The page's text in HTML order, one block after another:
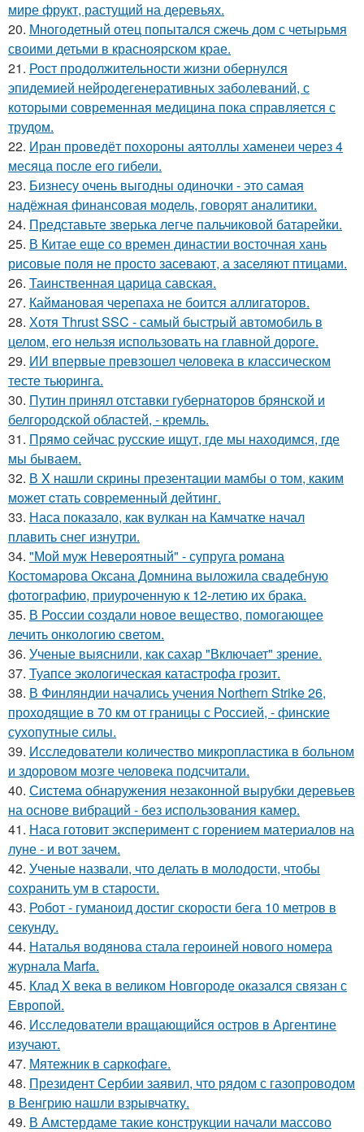
мире фрукт, растущий на деревьях.
20. Многодетный отец попытался сжечь дом с четырьмя
своими детьми в красноярском крае.
21. Рост продолжительности жизни обернулся
эпидемией нейродегенеративных заболеваний, с
которыми современная медицина пока справляется с
трудом.
22. Иран проведёт похороны аятоллы хаменеи через 4
месяца после его гибели.
23. Бизнесу очень выгодны одиночки - это самая
надёжная финансовая модель, говорят аналитики.
24. Представьте зверька легче пальчиковой батарейки.
25. В Китае еще со времен династии восточная хань
рисовые поля не просто засевают, а заселяют птицами.
26. Таинственная царица савская.
27. Каймановая черепаха не боится аллигаторов.
28. Хотя Thrust SSC - самый быстрый автомобиль в
целом, его нельзя использовать на главной дороге.
29. ИИ впервые превзошел человека в классическом
тесте тьюринга.
30. Путин принял отставки губернаторов брянской и
белгородской областей, - кремль.
31. Прямо сейчас русские ищут, где мы находимся, где
мы бываем.
32. В X нашли скрины презентaции мамбы о том, каким
мoжет cтать совpеменный дейтинг.
33. Наса показало, как вулкан на Камчатке начал
плавить снег изнутри.
34. "Мой муж Невероятный" - супруга романа
Костомарова Оксана Домнина выложила свадебную
фотографию, приуроченную к 12-летию их брака.
35. В России создали новое вещество, помогающее
лечить онкологию светом.
36. Ученые выяснили, как сахар "Включает" зрение.
37. Туапсе экологическая катастрофа грозит.
38. В Финляндии начались учения Northern Strike 26,
проходящие в 70 км от границы с Россией, - финские
сухопутные силы.
39. Исследователи количество микропластика в больном
и здоровом мозге человека подсчитали.
40. Система обнаружения незаконной вырубки деревьев
на основе вибраций - без использования камер.
41. Наса готовит эксперимент с горением материалов на
луне - и вот зачем.
42. Ученые назвали, что делать в молодости, чтобы
сохранить ум в старости.
43. Робот - гуманоид достиг скорости бега 10 метров в
секунду.
44. Наталья водянова стала героиней нового номера
журнала Marfa.
45. Клад X века в великом Новгороде оказался связан с
Европой.
46. Исследователи вращающийся остров в Аргентине
изучают.
47. Мятежник в саркофаге.
48. Президент Сербии заявил, что рядом с газопроводом
в Венгрию нашли взрывчатку.
49. В Амстердаме такие конструкции начали массово